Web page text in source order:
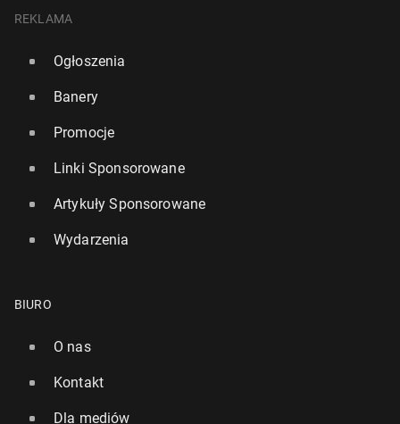
REKLAMA
Ogłoszenia
Banery
Promocje
Linki Sponsorowane
Artykuły Sponsorowane
Wydarzenia
BIURO
O nas
Kontakt
Dla mediów